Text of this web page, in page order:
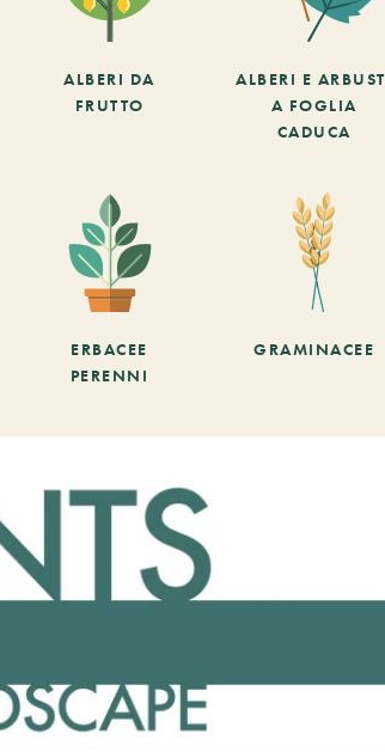
ALBERI DA
FRUTTO
ALBERI E
A FOGLIA
CADUCA
ERBACEE
PERENNI
GRAMINACEE